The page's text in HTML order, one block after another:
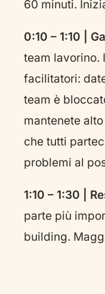
60 minuti.
0:10 – 1:10 |
team lavorino.
facilitatori:
team è
mantenete
che tutti
problemi al
1:10 – 1:30 |
parte più
building.